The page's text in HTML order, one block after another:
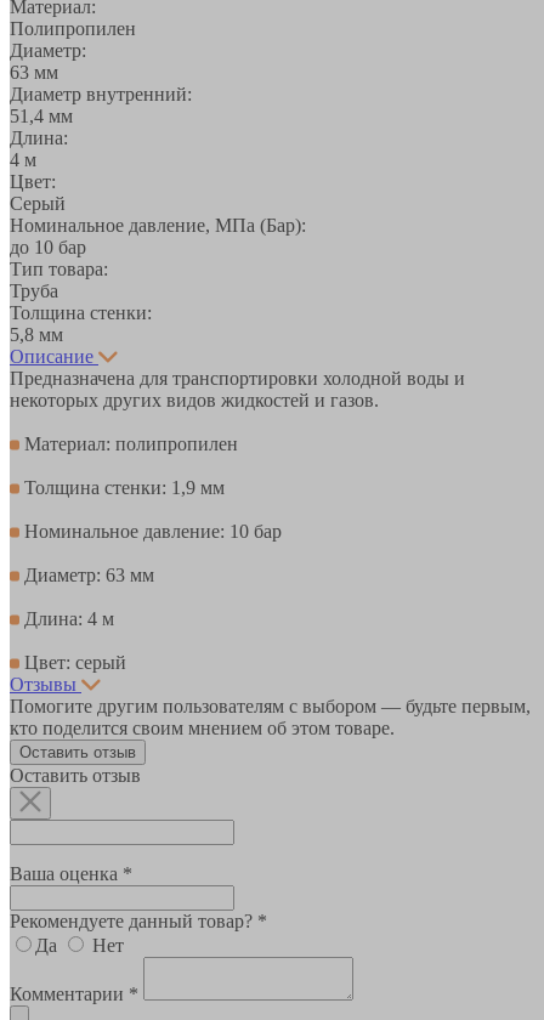
Материал:
Полипропилен
Диаметр:
63 мм
Диаметр внутренний:
51,4 мм
Длина:
4 м
Цвет:
Серый
Номинальное давление, МПа (Бар):
до 10 бар
Тип товара:
Труба
Толщина стенки:
5,8 мм
Описание
Предназначена для транспортировки холодной воды и
некоторых других видов жидкостей и газов.
Материал: полипропилен
Толщина стенки: 1,9 мм
Номинальное давление: 10 бар
Диаметр: 63 мм
Длина: 4 м
Цвет: серый
Отзывы
Помогите другим пользователям с выбором — будьте первым,
кто поделится своим мнением об этом товаре.
Оставить отзыв
Оставить отзыв
Ваша оценка *
Рекомендуете данный товар? *
Да
Нет
Комментарии *